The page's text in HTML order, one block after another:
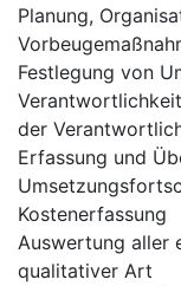
Planung,
Festlegung von
der
Erfassung und
Kostenerfassung
Auswertung aller
qualitativer Art